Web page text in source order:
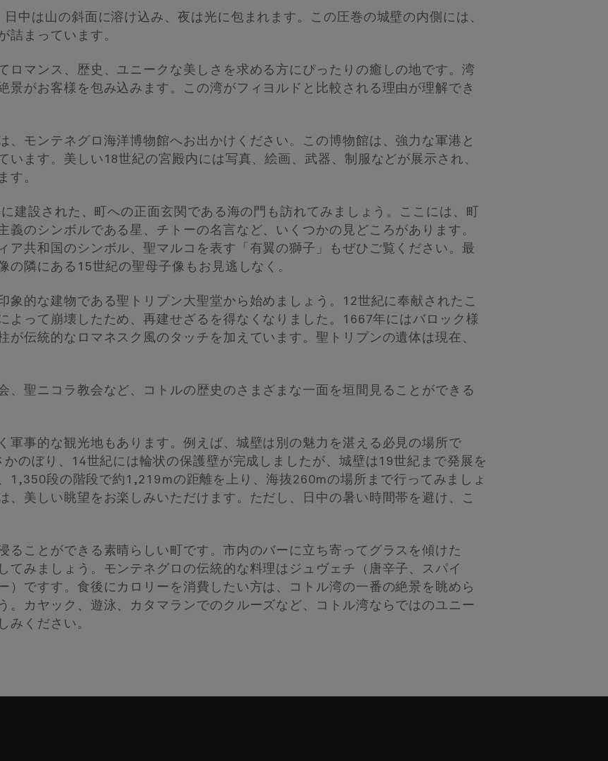
中は山の斜面に溶け込み、夜は光に包まれます。この圧巻の城壁の内側には、
詰まっています。
ロマンス、歴史、ユニークな美しさを求める方にぴったりの癒しの地です。湾
景がお客様を包み込みます。この湾がフィヨルドと比較される理由が理解でき
、モンテネグロ海洋博物館へお出かけください。この博物館は、強力な軍港と
います。美しい18世紀の宮殿内には写真、絵画、武器、制服などが展示され、
す。
建設された、町への正面玄関である海の門も訪れてみましょう。ここには、町
義のシンボルである星、チトーの名言など、いくつかの見どころがあります。
ア共和国のシンボル、聖マルコを表す「有翼の獅子」もぜひご覧ください。最
の隣にある15世紀の聖母子像もお見逃しなく。
象的な建物である聖トリプン大聖堂から始めましょう。12世紀に奉献されたこ
よって崩壊したため、再建せざるを得なくなりました。1667年にはバロック様
が伝統的なロマネスク風のタッチを加えています。聖トリプンの遺体は現在、
、聖ニコラ教会など、コトルの歴史のさまざまな一面を垣間見ることができる
軍事的な観光地もあります。例えば、城壁は別の魅力を湛える必見の場所で
のぼり、14世紀には輪状の保護壁が完成しましたが、城壁は19世紀まで発展を
1,350段の階段で約1,219mの距離を上り、海抜260mの場所まで行ってみましょ
、美しい眺望をお楽しみいただけます。ただし、日中の暑い時間帯を避け、こ
ることができる素晴らしい町です。市内のバーに立ち寄ってグラスを傾けた
てみましょう。モンテネグロの伝統的な料理はジュヴェチ（唐辛子、スパイ
）ですす。食後にカロリーを消費したい方は、コトル湾の一番の絶景を眺めら
。カヤック、遊泳、カタマランでのクルーズなど、コトル湾ならではのユニー
みください。